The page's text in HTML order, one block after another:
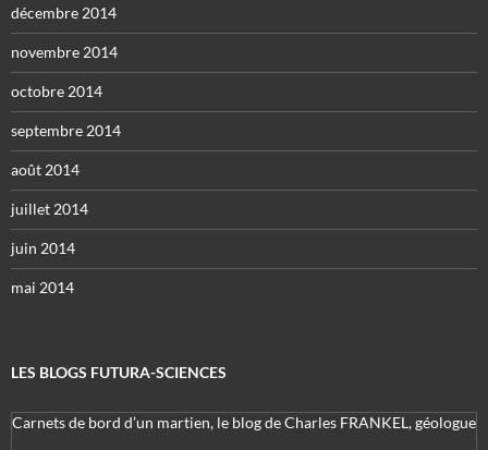
décembre 2014
novembre 2014
octobre 2014
septembre 2014
août 2014
juillet 2014
juin 2014
mai 2014
LES BLOGS FUTURA-SCIENCES
Carnets de bord d’un martien, le blog de Charles FRANKEL, géologue